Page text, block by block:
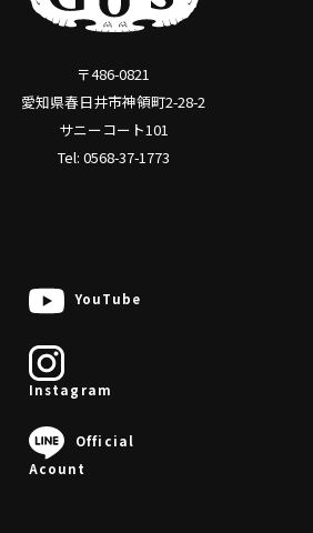
0568-37-1773
〒486-0821
愛知県春日井市神領町2-28-2
サニーコート101
Tel: 0568-37-1773
YouTube
Instagram
Official
Acount